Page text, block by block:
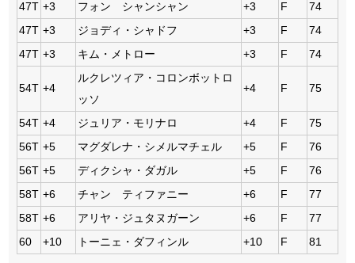
47T +3 フォン シャンシャン +3 F
74
47T +3 ジョディ・シャドフ +3 F
74
47T +3 キム・メトロー +3 F 74
54T +4
ルクレツィア・コロンボットロ
ッソ
+4 F 75
54T +4 ジュリア・モリナロ +4 F
75
56T +5 マグダレナ・シメルマチェル +5 F
76
56T +5 ディクシャ・ダガル +5 F
76
58T +6 チャン ティファニー +6 F
77
58T +6 アリヤ・ジュタヌガーン +6 F
77
60
+10 トーニェ・ダフィンル +10 F 81